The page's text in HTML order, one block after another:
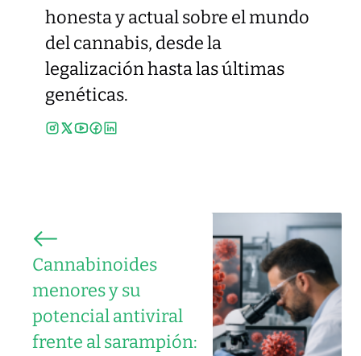
honesta y actual sobre el mundo
del cannabis, desde la
legalización hasta las últimas
genéticas.
Cannabinoides
menores y su
potencial antiviral
frente al sarampión: